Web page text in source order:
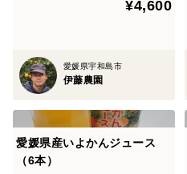
¥4,600
愛媛県宇和島市
伊藤農園
愛媛県産いよかんジュース
（6本）